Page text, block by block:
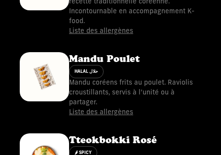
recette traditionnelle coréenne.
Incontournable en accompagnement K-
food.
Liste des allergènes
Mandu Poulet
HALAL حلال
Mandu coréens frits au poulet. Raviolis
croustillants, servis à l’unité ou à
partager.
Liste des allergènes
Tteokbokki Rosé
🌶 SPICY